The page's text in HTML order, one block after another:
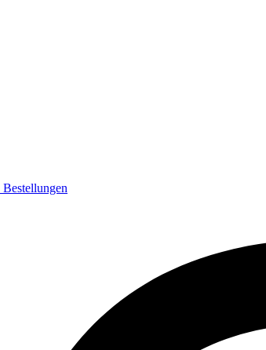
Bestellungen